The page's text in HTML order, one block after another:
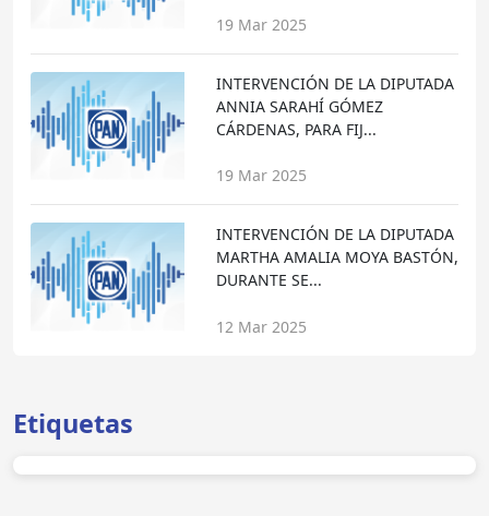
19 Mar 2025
INTERVENCIÓN DE LA DIPUTADA
ANNIA SARAHÍ GÓMEZ
CÁRDENAS, PARA FIJ...
19 Mar 2025
INTERVENCIÓN DE LA DIPUTADA
MARTHA AMALIA MOYA BASTÓN,
DURANTE SE...
12 Mar 2025
Etiquetas